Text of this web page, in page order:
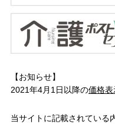
【お知らせ】
2021年4月1日以降の価格表
当サイトに記載されている